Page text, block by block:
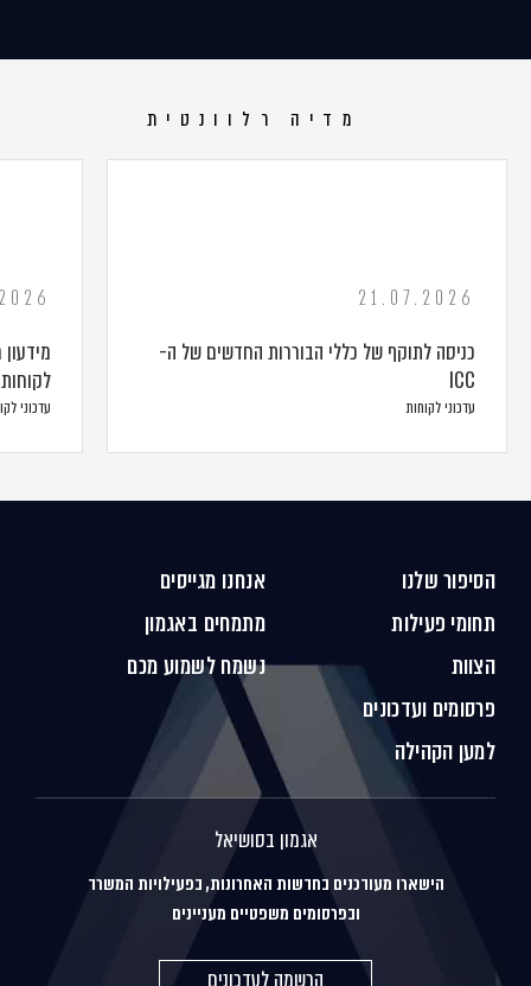
מדיה רלוונטית
21.07.2026
כניסה לתוקף של כללי הבוררות החדשים של ה-
ICC
עדכוני לקוחות
לקוחות
עדכוני
הסיפור שלנו
תחומי פעילות
הצוות
פרסומים ועדכונים
למען הקהילה
אנחנו מגייסים
מתמחים באגמון
נשמח לשמוע מכם
אגמון בסושיאל
הישארו מעודכנים בחדשות האחרונות, בפעילויות המשרד
ובפרסומים משפטיים מעניינים